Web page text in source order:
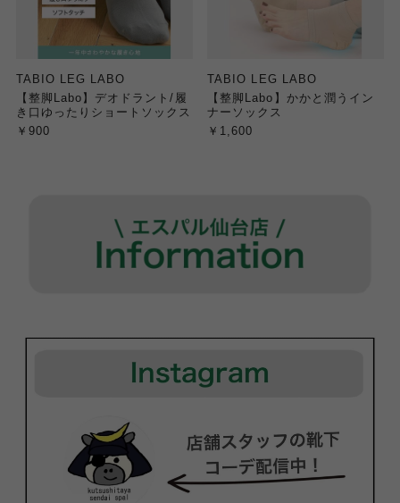
TABIO LEG LABO
【整脚Labo】デオドラント/履
き口ゆったりショートソックス
￥900
TABIO LEG LABO
【整脚Labo】かかと潤うイン
ナーソックス
￥1,600